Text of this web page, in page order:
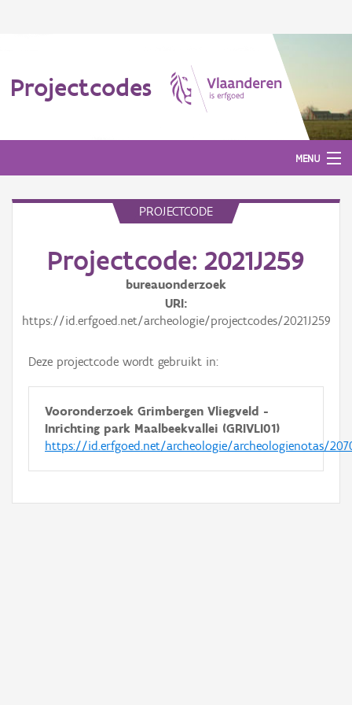
Projectcodes
MENU
PROJECTCODE
Projectcode: 2021J259
bureauonderzoek
URI
https://id.erfgoed.net/archeologie/projectcodes/2021J259
Deze projectcode wordt gebruikt in:
Vooronderzoek Grimbergen Vliegveld -
Inrichting park Maalbeekvallei (GRIVLI01)
https://id.erfgoed.net/archeologie/archeologienotas/